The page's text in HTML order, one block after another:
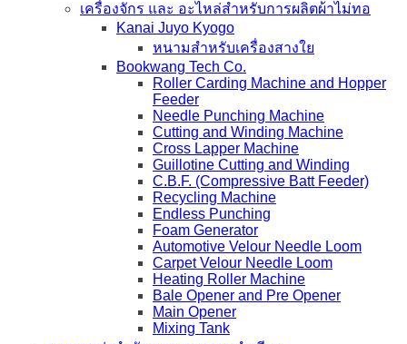
เครื่องจักร และ อะไหล่สำหรับการผลิตผ้าไม่ทอ
Kanai Juyo Kyogo
หนามสำหรับเครื่องสางใย
Bookwang Tech Co.
Roller Carding Machine and Hopper
Feeder
Needle Punching Machine
Cutting and Winding Machine
Cross Lapper Machine
Guillotine Cutting and Winding
C.B.F. (Compressive Batt Feeder)
Recycling Machine
Endless Punching
Foam Generator
Automotive Velour Needle Loom
Carpet Velour Needle Loom
Heating Roller Machine
Bale Opener and Pre Opener
Main Opener
Mixing Tank